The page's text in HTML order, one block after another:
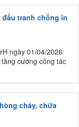
tranh chống in
ngày 01/04/2026
cường công tác
cháy, chữa